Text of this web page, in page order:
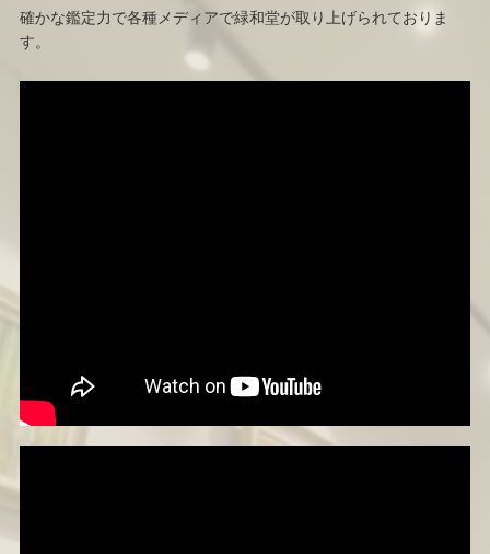
確かな鑑定力で各種メディアで緑和堂が取り上げられておりま
す。